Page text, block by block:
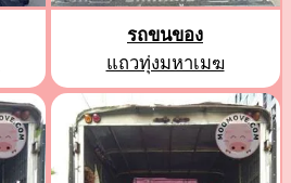
รถขนของ
แถวทุ่งมหาเมฆ